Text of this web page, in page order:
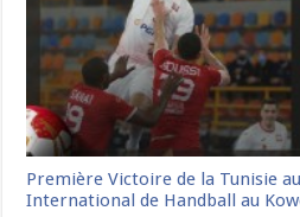
Première Victoire de la Tunisie
International de Handball au